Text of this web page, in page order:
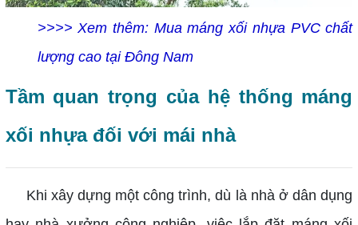
>>>> Xem thêm: Mua máng xối nhựa PVC chất
lượng cao tại Đông Nam
Tầm quan trọng của hệ thống máng
xối nhựa đối với mái nhà
Khi xây dựng một công trình, dù là nhà ở dân dụng